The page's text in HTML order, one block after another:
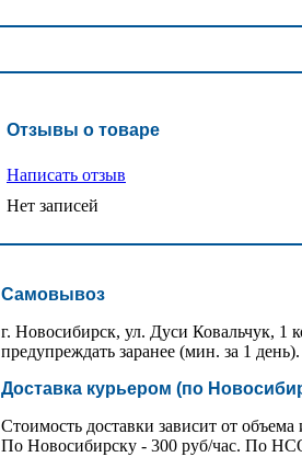
Отзывы о товаре
Написать отзыв
Нет записей
Самовывоз
г. Новосибирск, ул. Дуси Ковальчук, 1
предупреждать заранее (мин. за 1 день).
Доставка курьером (по
Стоимость доставки зависит от объема
По Новосибирску - 300 руб/час. По